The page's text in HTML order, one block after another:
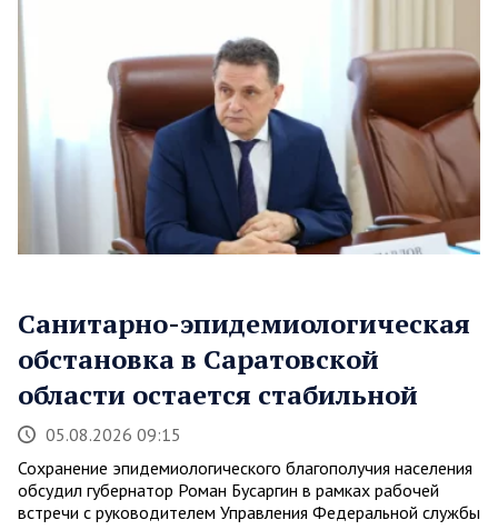
Санитарно-эпидемиологическая
обстановка в Саратовской
области остается стабильной
05.08.2026 09:15
Сохранение эпидемиологического благополучия населения
обсудил губернатор Роман Бусаргин в рамках рабочей
встречи с руководителем Управления Федеральной службы